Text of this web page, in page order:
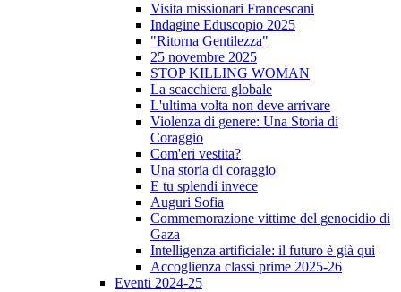
Visita missionari Francescani
Indagine Eduscopio 2025
"Ritorna Gentilezza"
25 novembre 2025
STOP KILLING WOMAN
La scacchiera globale
L'ultima volta non deve arrivare
Violenza di genere: Una Storia di
Coraggio
Com'eri vestita?
Una storia di coraggio
E tu splendi invece
Auguri Sofia
Commemorazione vittime del genocidio di
Gaza
Intelligenza artificiale: il futuro è già qui
Accoglienza classi prime 2025-26
Eventi 2024-25